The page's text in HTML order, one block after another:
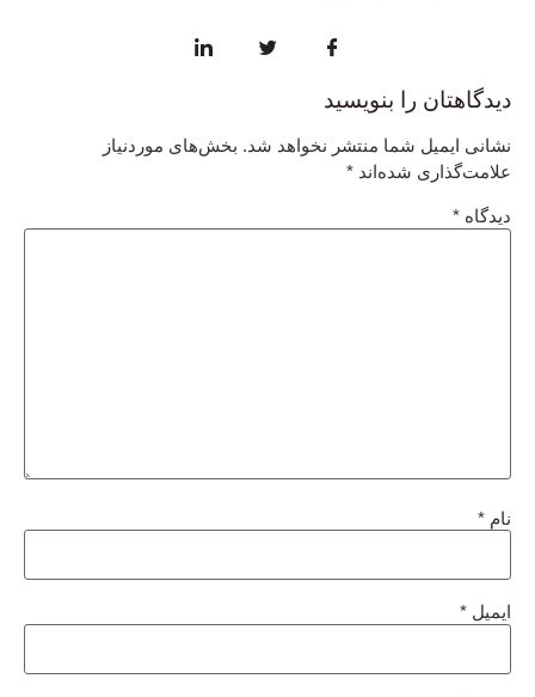
دیدگاهتان را بنویسید
نشانی ایمیل شما منتشر نخواهد شد. بخش‌های موردنیاز
علامت‌گذاری شده‌اند *
دیدگاه *
نام *
ایمیل *